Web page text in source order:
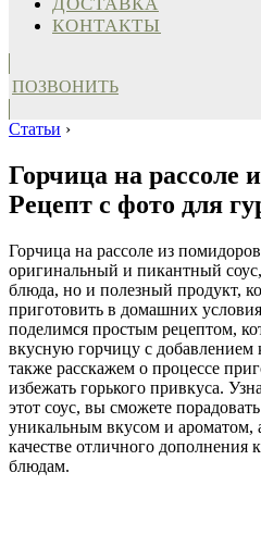
КОНТАКТЫ
ПОЗВОНИТЬ
Статьи ›
Горчица на рассоле
Рецепт с фото для
Горчица на рассоле из
оригинальный и пикантный
блюда, но и полезный продукт,
приготовить в домашних
поделимся простым рецептом,
вкусную горчицу с
также расскажем о процессе
избежать горького привкуса.
этот соус, вы сможете
уникальным вкусом и ароматом,
качестве отличного
блюдам.